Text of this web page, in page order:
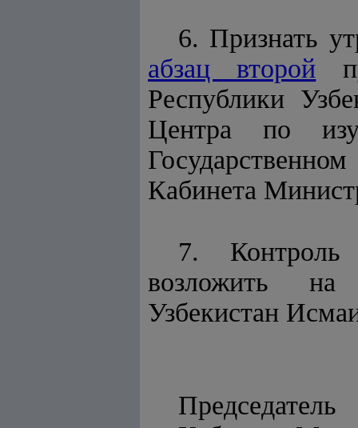
6. Признать
абзац второй
Республики
Центра по
Кабинета
7. Контроль
возложить на
Узбекистан
Председатель